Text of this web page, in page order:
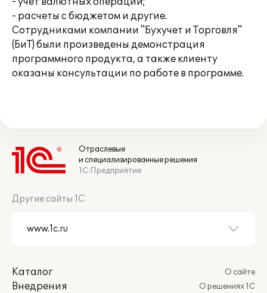
- расчеты с бюджетом и другие.
Сотрудниками компании "Бухучет и Торговля"
(БиТ) были произведены демонстрация
программного продукта, а также клиенту
оказаны консультации по работе в программе.
Отраслевые
и специализированные решения
1С:Предприятие
Другие сайты 1С
Каталог
Внедрения
О сайте
О решениях 1С